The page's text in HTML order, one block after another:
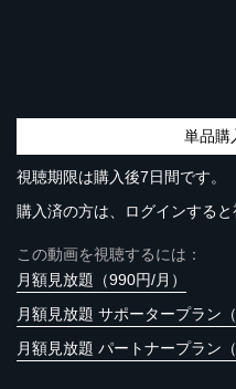
単品購
視聴期限は購入後7日間です。
購入済の方は、ログインする
この動画を視聴するには：
月額見放題（990円/月）
月額見放題 サポータープラン
月額見放題 パートナープラン